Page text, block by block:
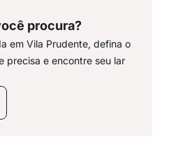
procura?
em Vila Prudente, defina o
precisa e encontre seu lar